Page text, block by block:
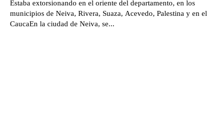
Estaba extorsionando en el oriente del departamento, en los
municipios de Neiva, Rivera, Suaza, Acevedo, Palestina y en el
CaucaEn la ciudad de Neiva, se...